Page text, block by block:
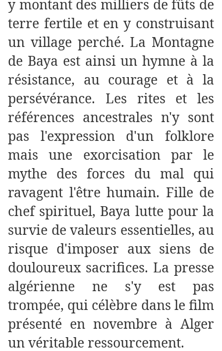
y montant des milliers de fûts de
terre fertile et en y construisant
un village perché. La Montagne
de Baya est ainsi un hymne à la
résistance, au courage et à la
persévérance. Les rites et les
références ancestrales n'y sont
pas l'expression d'un folklore
mais une exorcisation par le
mythe des forces du mal qui
ravagent l'être humain. Fille de
chef spirituel, Baya lutte pour la
survie de valeurs essentielles, au
risque d'imposer aux siens de
douloureux sacrifices. La presse
algérienne ne s'y est pas
trompée, qui célèbre dans le film
présenté en novembre à Alger
un véritable ressourcement.